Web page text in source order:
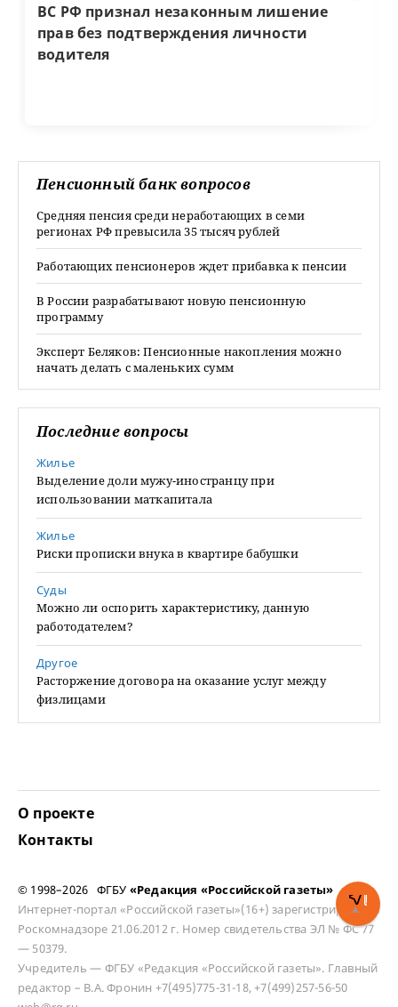
ВС РФ признал незаконным лишение
прав без подтверждения личности
водителя
Пенсионный банк вопросов
Средняя пенсия среди неработающих в семи
регионах РФ превысила 35 тысяч рублей
Работающих пенсионеров ждет прибавка к пенсии
В России разрабатывают новую пенсионную
программу
Эксперт Беляков: Пенсионные накопления можно
начать делать с маленьких сумм
Последние вопросы
Жилье
Выделение доли мужу-иностранцу при
использовании маткапитала
Жилье
Риски прописки внука в квартире бабушки
Суды
Можно ли оспорить характеристику, данную
работодателем?
Другое
Расторжение договора на оказание услуг между
физлицами
О проекте
Контакты
© 1998–2026 ФГБУ «Редакция «Российской газеты»
Интернет-портал «Российской газеты»(16+) зарегистрирован в
Роскомнадзоре 21.06.2012 г. Номер свидетельства ЭЛ № ФС 77
— 50379.
Учредитель — ФГБУ «Редакция «Российской газеты». Главный
редактор – В.А. Фронин +7(495)775-31-18, +7(499)257-56-50